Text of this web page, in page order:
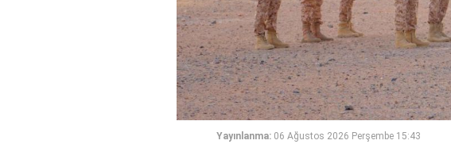
Yayınlanma: 06 Ağustos 2026 Perşembe 15:43